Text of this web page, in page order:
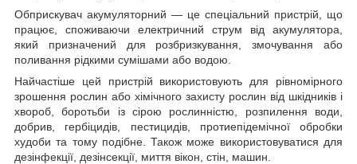
Обприскувач акумуляторний — це спеціальний пристрій, що
працює, споживаючи електричний струм від акумулятора,
який призначений для розбризкування, змочування або
поливання рідкими сумішами або водою.
Найчастіше цей пристрій використовують для рівномірного
зрошення рослин або хімічного захисту рослин від шкідників і
хвороб, боротьби із сірою рослинністю, розпилення води,
добрив, гербіцидів, пестицидів, протиепідемічної обробки
худоби та тому подібне. Також може використовуватися для
дезінфекції, дезінсекції, миття вікон, стін, машин.